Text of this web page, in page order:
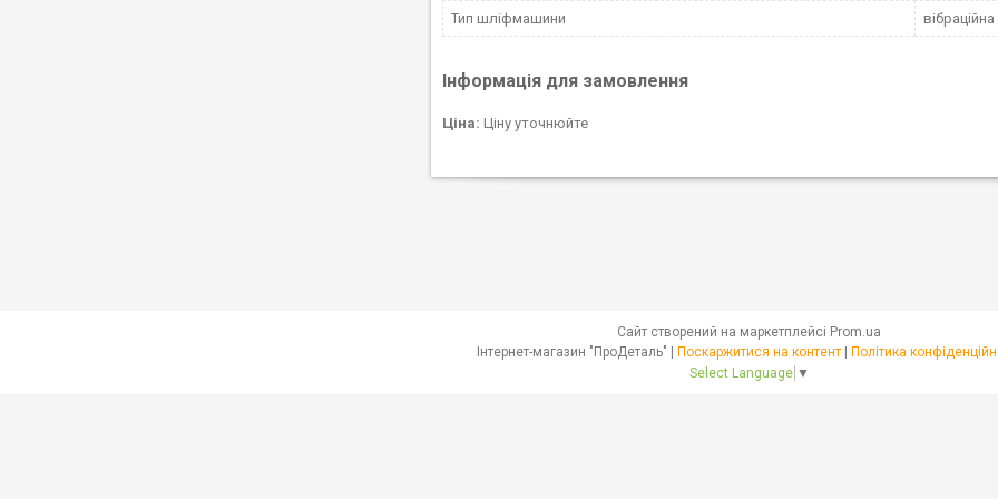
Тип шліфмашини вібраційна
Інформація для замовлення
Ціна: Ціну уточнюйте
Сайт створений на маркетплейсі Prom.ua
Поскаржитися на контент
Політика
Select Language ▼